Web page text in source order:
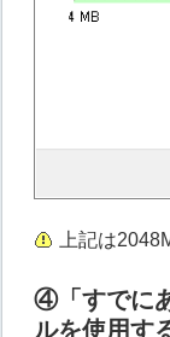
上記は
④「すでに
ルを使用す